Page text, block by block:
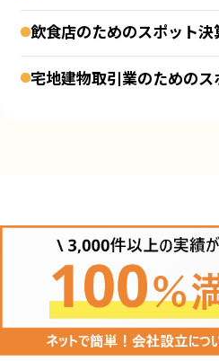
飲食店のためのスポット決
宅地建物取引業のための